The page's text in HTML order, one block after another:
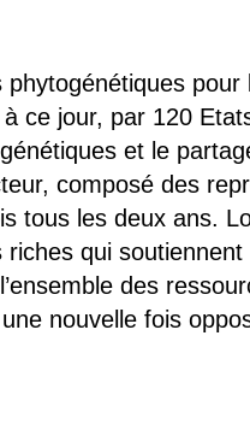
et semence
et les
pour
ce jour, par 120
et le
composé des
tous les deux ans.
qui
des
nouvelle fois